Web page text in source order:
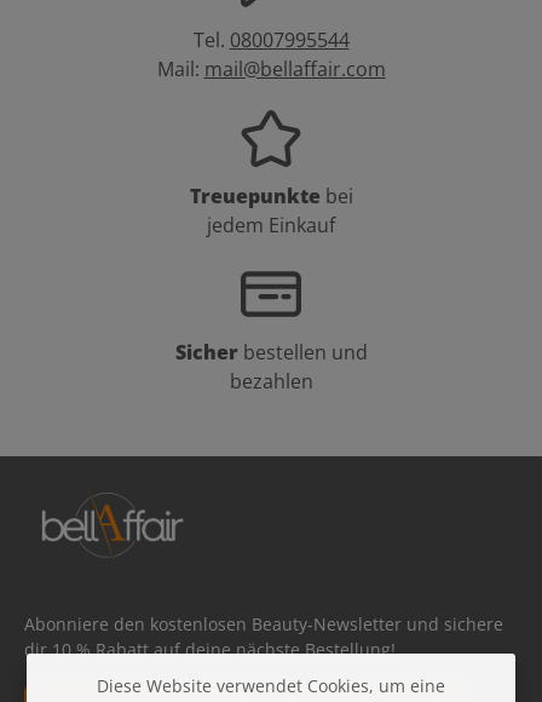
Tel. 08007995544
Mail: mail@bellaffair.com
Treuepunkte bei
jedem Einkauf
Sicher bestellen und
bezahlen
Abonniere den kostenlosen Beauty-Newsletter und sichere
dir 10 % Rabatt auf deine nächste Bestellung!
E-Mail-Adresse*Diese Website verwendet Cookies, um eine